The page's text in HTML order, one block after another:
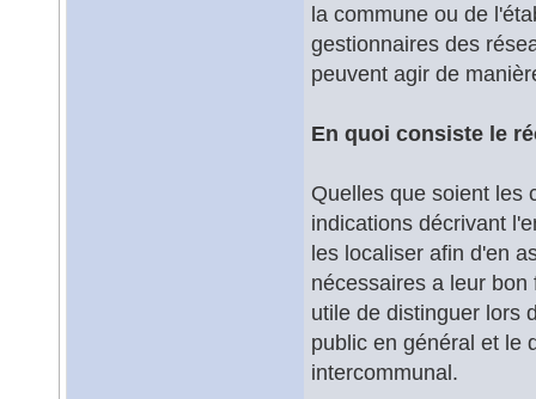
la commune ou de
gestionnaires des
peuvent agir de
En quoi consiste le
Quelles que soient les
indications décrivant
les localiser afin d'en
nécessaires a leur
utile de distinguer lors
public en général et le
intercommunal.